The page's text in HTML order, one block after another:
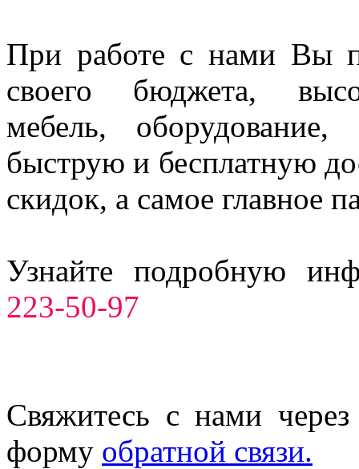
При работе с нами Вы
своего бюджета,
мебель,
быструю и бесплатную
скидок, а самое главное
Узнайте подробную
223-50-97
Свяжитесь с нами
форму обратной связи.